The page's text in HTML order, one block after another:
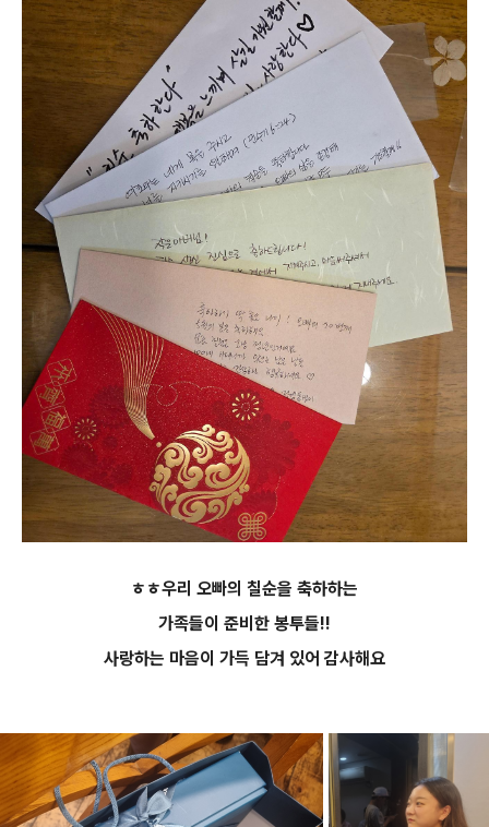
ㅎㅎ우리 오빠의 칠순을 축하하는
가족들이 준비한 봉투들!!
사랑하는 마음이 가득 담겨 있어 감사해요